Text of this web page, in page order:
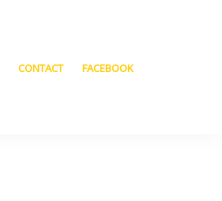
CONTACT FACEBOOK